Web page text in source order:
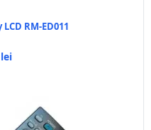
RM-ED011